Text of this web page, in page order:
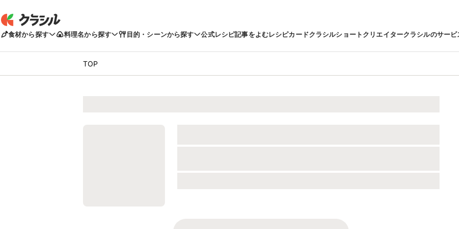
食材から探す 料理名から探す 目的・シーンから探す 公式レシピ記事をよむレシピカードクラシルショートクリエイタークラシルのサービ
TOP